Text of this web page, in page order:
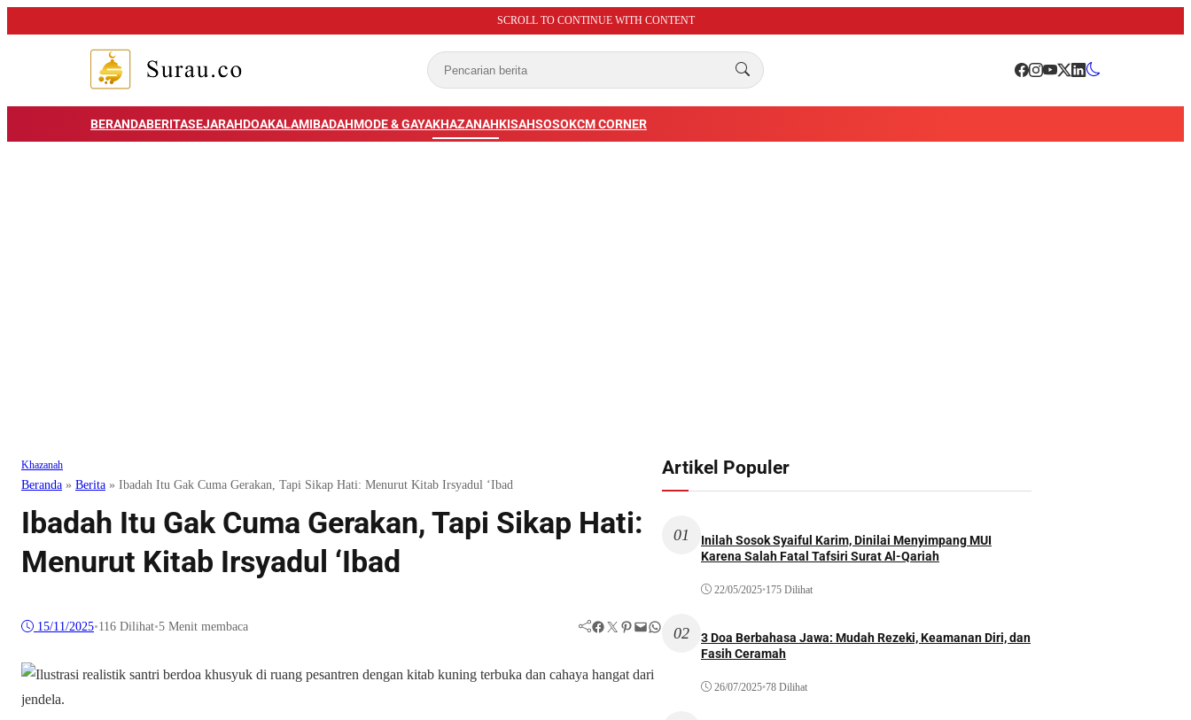
SCROLL TO CONTINUE WITH CONTENT
BERANDABERITASEJARAHDOAKALAMIBADAHMODE & GAYAKHAZANAHKISAHSOSOKCM CORNER
Khazanah
Beranda » Berita » Ibadah Itu Gak Cuma Gerakan, Tapi Sikap Hati: Menurut Kitab Irsyadul ‘Ibad
Ibadah Itu Gak Cuma Gerakan, Tapi Sikap Hati:
Menurut Kitab Irsyadul ‘Ibad
15/11/2025•116 Dilihat•5 Menit membaca Facebook Twitter Pinterest Mail WhatsApp
Artikel Populer
01
Inilah Sosok Syaiful Karim, Dinilai Menyimpang MUI
Karena Salah Fatal Tafsiri Surat Al-Qariah
22/05/2025•175 Dilihat
02
3 Doa Berbahasa Jawa: Mudah Rezeki, Keamanan Diri, dan
Fasih Ceramah
26/07/2025•78 Dilihat